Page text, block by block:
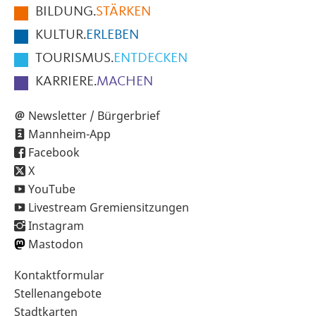
SeiteBILDUNG.STÄRKEN
KULTUR.ERLEBEN
TOURISMUS.ENTDECKEN
KARRIERE.MACHEN
Newsletter / Bürgerbrief
Mannheim-App
Facebook
X
YouTube
Livestream Gremiensitzungen
Instagram
Mastodon
Sekundärnavigation
im
Fußbereich
Kontaktformular
Stellenangebote
Stadtkarten